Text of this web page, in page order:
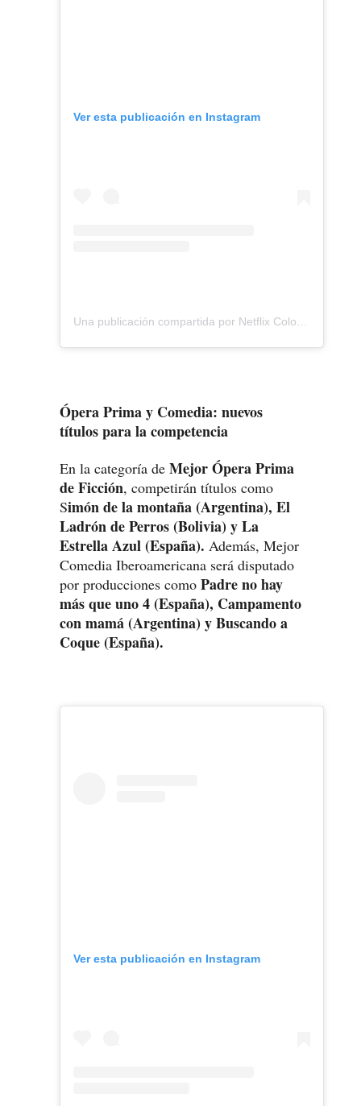
Ver esta publicación en Instagram
Ópera Prima y Comedia: nuevos
títulos para la competencia
En la categoría de Mejor Ópera Prima
de Ficción, competirán títulos como
Simón de la montaña (Argentina), El
Ladrón de Perros (Bolivia) y La
Estrella Azul (España). Además, Mejor
Comedia Iberoamericana será disputado
por producciones como Padre no hay
más que uno 4 (España), Campamento
con mamá (Argentina) y Buscando a
Coque (España).
Ver esta publicación en Instagram